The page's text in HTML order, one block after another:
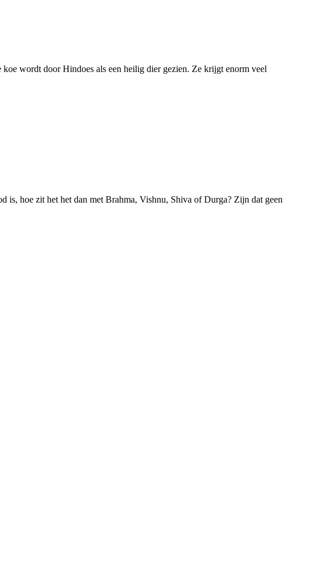
wordt door Hindoes als een heilig dier gezien. Ze krijgt enorm veel
is, hoe zit het het dan met Brahma, Vishnu, Shiva of Durga? Zijn dat geen